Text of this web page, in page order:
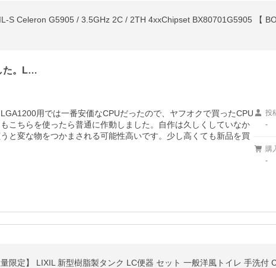
S Celeron G5905 / 3.5GHz 2C / 2TH 4xxChipset BX80701G5905 【
た。L…
用では一番安価なCPUだったので、ヤフオクで買ったCPU
こちらを使ったら普通に作動しました。自作は久しくしていなか
と変な物をつかまされる可能性高いです。少し高くても新品を買
投
-
購
-